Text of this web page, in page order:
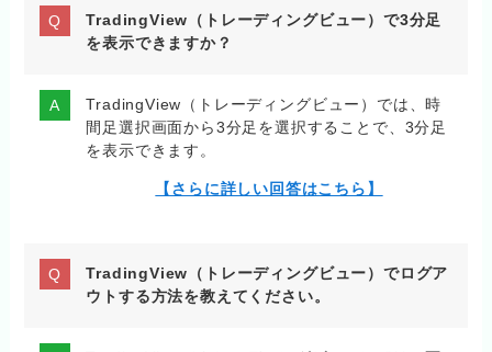
TradingView（トレーディングビュー）で3分足
を表示できますか？
TradingView（トレーディングビュー）では、時
間足選択画面から3分足を選択することで、3分足
を表示できます。
【さらに詳しい回答はこちら】
TradingView（トレーディングビュー）でログア
ウトする方法を教えてください。